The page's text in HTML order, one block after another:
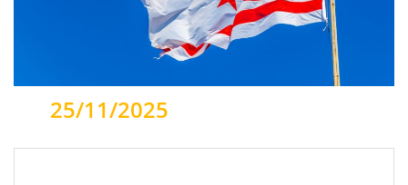
25/11/2025